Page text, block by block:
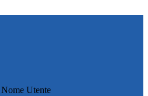
Nome Utente